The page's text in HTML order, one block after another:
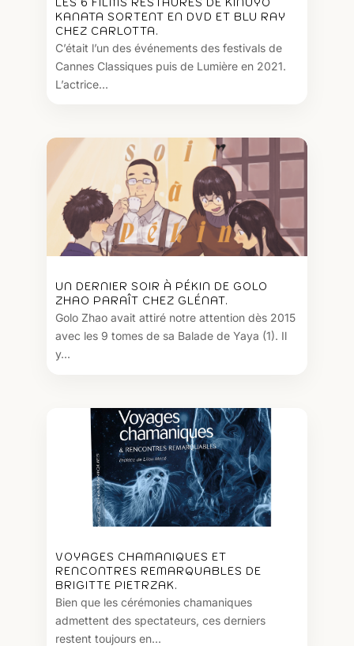
LES 6 FILMS RESTAURÉS DE KINUYO
KANATA SORTENT EN DVD ET BLU RAY
CHEZ CARLOTTA.
C’était l’un des événements des festivals de
Cannes Classiques puis de Lumière en 2021.
L’actrice...
UN DERNIER SOIR À PÉKIN DE GOLO
ZHAO PARAÎT CHEZ GLÉNAT.
Golo Zhao avait attiré notre attention dès 2015
avec les 9 tomes de sa Balade de Yaya (1). Il
y...
VOYAGES CHAMANIQUES ET
RENCONTRES REMARQUABLES DE
BRIGITTE PIETRZAK.
Bien que les cérémonies chamaniques
admettent des spectateurs, ces derniers
restent toujours en...